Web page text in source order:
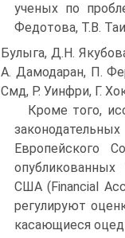
ученых по
Федотова, Т.В.
Булыга, Д.Н.
А. Дамодаран, П.
Смд, Р. Уинфри, Г.
Кроме того,
Европейского
США (Financial
регулируют
касающиеся